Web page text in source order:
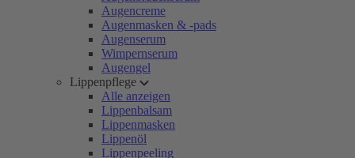
Augencreme
Augenmasken & -pads
Augenserum
Wimpernserum
Augengel
Lippenpflege
Alle anzeigen
Lippenbalsam
Lippenmasken
Lippenöl
Lippenpeeling